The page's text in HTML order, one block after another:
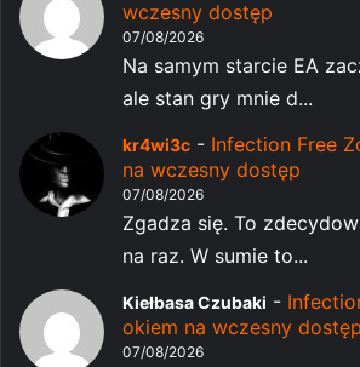
wczesny dostęp
07/08/2026
Na samym starcie EA
ale stan gry mnie d...
kr4wi3c - Infection Free
na wczesny dostęp
07/08/2026
Zgadza się. To
na raz. W sumie to...
Kiełbasa Czubaki -
okiem na wczesny dostęp
07/08/2026